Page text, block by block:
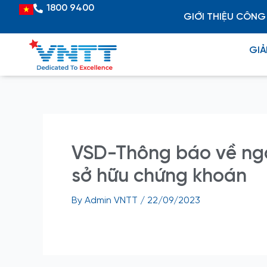
content
Vietnamese
1800 9400
GIỚI THIỆU
VSD-Thông báo về
sở hữu chứng khoán
By Admin VNTT / 22/09/2023
Post